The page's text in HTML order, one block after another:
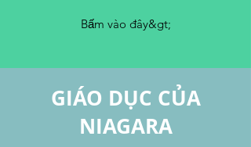
Bấm vào đây&gt;
GIÁO DỤC CỦA
NIAGARA